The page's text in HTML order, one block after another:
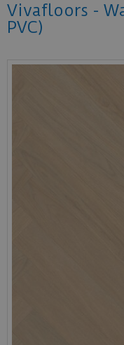
Vivafloors -
PVC)